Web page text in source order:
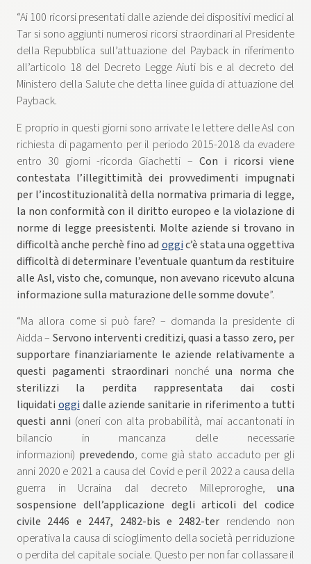
“Ai 100 ricorsi presentati dalle aziende dei dispositivi medici al
Tar si sono aggiunti numerosi ricorsi straordinari al Presidente
della Repubblica sull’attuazione del Payback in riferimento
all’articolo 18 del Decreto Legge Aiuti bis e al decreto del
Ministero della Salute che detta linee guida di attuazione del
Payback.
E proprio in questi giorni sono arrivate le lettere delle Asl con
richiesta di pagamento per il periodo 2015-2018 da evadere
entro 30 giorni -ricorda Giachetti – Con i ricorsi viene
contestata l’illegittimità dei provvedimenti impugnati
per l’incostituzionalità della normativa primaria di legge,
la non conformità con il diritto europeo e la violazione di
norme di legge preesistenti. Molte aziende si trovano in
difficoltà anche perchè fino ad oggic’è stata una oggettiva
difficoltà di determinare l’eventuale quantum da restituire
alle Asl, visto che, comunque, non avevano ricevuto alcuna
informazione sulla maturazione delle somme dovute”.
“Ma allora come si può fare? – domanda la presidente di
Aidda – Servono interventi creditizi, quasi a tasso zero, per
supportare finanziariamente le aziende relativamente a
questi pagamenti straordinari nonché una norma che
sterilizzi la perdita rappresentata dai costi
liquidati oggi dalle aziende sanitarie in riferimento a tutti
questi anni (oneri con alta probabilità, mai accantonati in
bilancio in mancanza delle necessarie
informazioni) prevedendo, come già stato accaduto per gli
anni 2020 e 2021 a causa del Covid e per il 2022 a causa della
guerra in Ucraina dal decreto Milleproroghe, una
sospensione dell’applicazione degli articoli del codice
civile 2446 e 2447, 2482-bis e 2482-ter rendendo non
operativa la causa di scioglimento della società per riduzione
o perdita del capitale sociale. Questo per non far collassare il